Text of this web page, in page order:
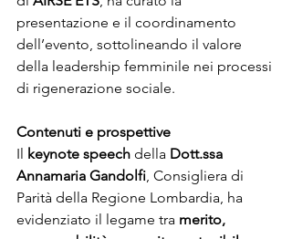
presentazione e il coordinamento
dell’evento, sottolineando il valore
della leadership femminile nei processi
di rigenerazione sociale.
Contenuti e prospettive
Il keynote speech della Dott.ssa
Annamaria Gandolfi, Consigliera di
Parità della Regione Lombardia, ha
evidenziato il legame tra merito,